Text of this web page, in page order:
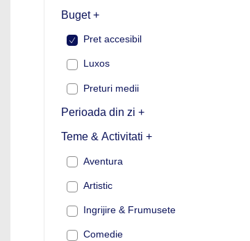
Buget +
Pret accesibil
Luxos
Preturi medii
Perioada din zi +
Teme & Activitati +
Aventura
Artistic
Ingrijire & Frumusete
Comedie